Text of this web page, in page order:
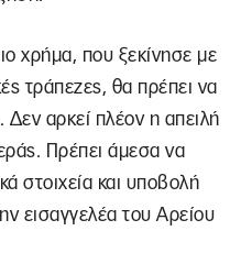
χρήμα, που ξεκίνησε με
τράπεζες, θα πρέπει να
Δεν αρκεί πλέον η απειλή
Πρέπει άμεσα να
στοιχεία και υποβολή
εισαγγελέα του Αρείου